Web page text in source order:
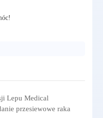
Lepu Medical
przesiewowe raka